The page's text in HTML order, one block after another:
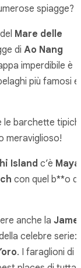
spiagge?
Mare delle
di Ao Nang
imperdibile è
più famosi e
le barchette
meraviglioso!
Island c’è Maya
con quel b**o di
anche la
celebre serie:
. I faraglioni di